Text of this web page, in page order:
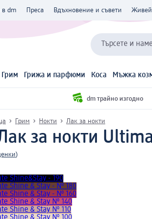
в dm Преса Вдъхновение и съвети Живей
Търсете и
Грим Грижа и парфюми Коса Мъжка
dm трайно изгодно
Грим Нокти Лак за нокти
за нокти
)
Shine&Stay - 190
Shine & Stay - № 180
Shine & Stay - № 160
Shine & Stay № 140
Shine & Stay № 110
Shine & Stay № 100